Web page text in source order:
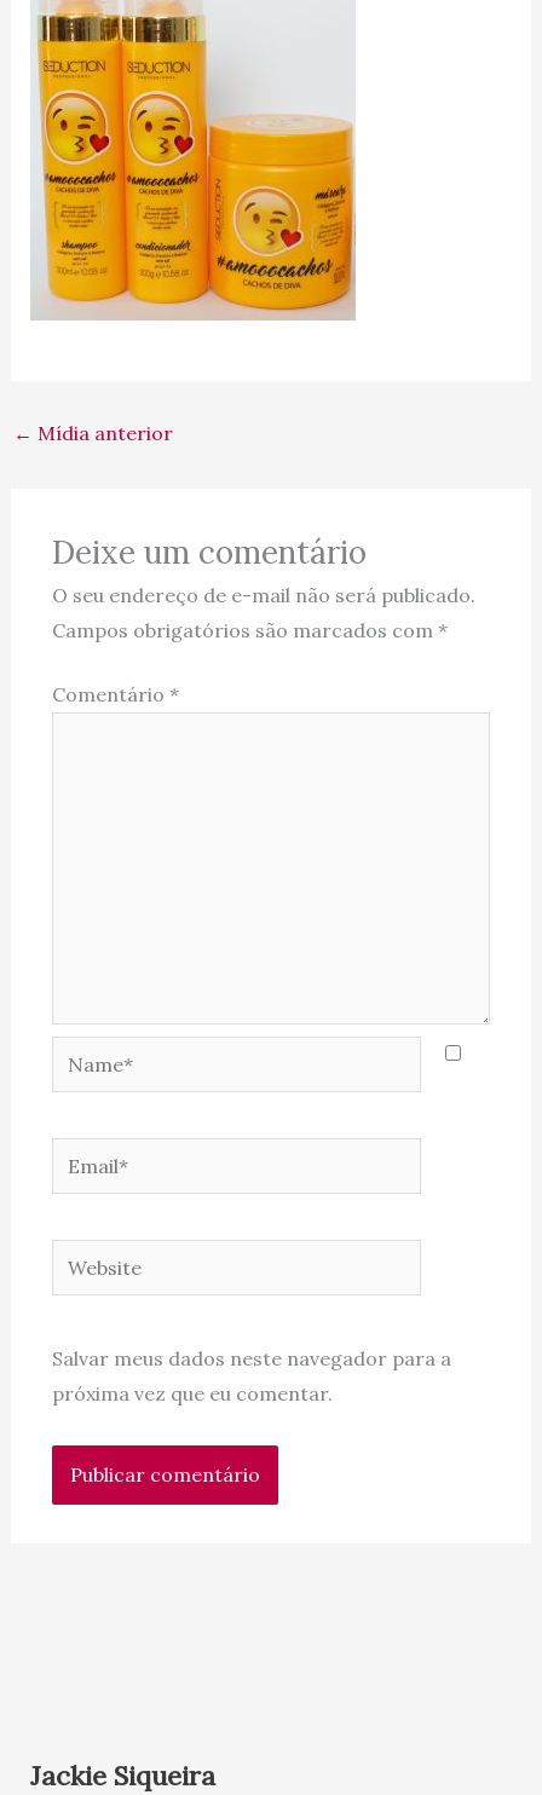
← Mídia anterior
Deixe um comentário
O seu endereço de e-mail não será publicado.
Campos obrigatórios são marcados com *
Comentário *
Name*
Email*
Website
Salvar meus dados neste navegador para a
próxima vez que eu comentar.
Jackie Siqueira